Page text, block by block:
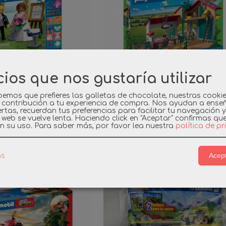
72185 NOVIOS
BODA
PLAYMOBIL 72160
GRANDE
104,99 €
que nos gustaría utilizar
que prefieres las galletas de chocolate, nuestras
a tu experiencia de compra. Nos ayudan a
recuerdan tus preferencias para facilitar tu navegación
se vuelve lenta. Haciendo click en "Aceptar" confirmas
su uso. Para saber más, por favor lea nuestra política de